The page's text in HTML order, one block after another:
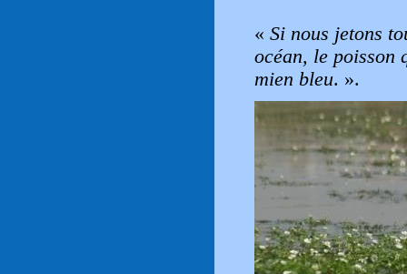
« Si nous jetons
océan, le poisson
mien bleu. ».